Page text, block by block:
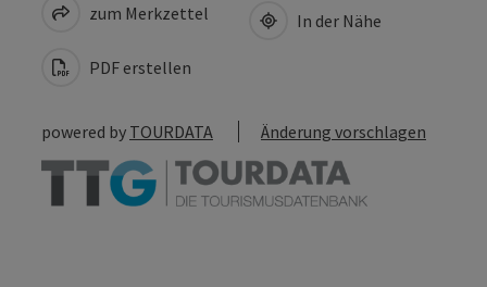
zum Merkzettel
PDF erstellen
In der Nähe
powered by TOURDATA Änderung vorschlagen